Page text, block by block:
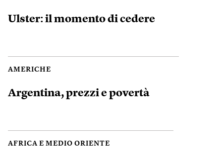
Ulster: il momento di cedere
AMERICHE
Argentina, prezzi e povertà
AFRICA E MEDIO ORIENTE